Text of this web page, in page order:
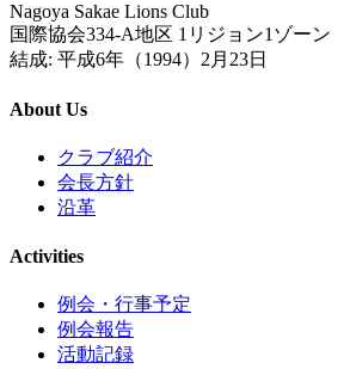
Nagoya Sakae Lions Club
国際協会334-A地区 1リジョン1ゾーン
結成: 平成6年（1994）2月23日
About Us
クラブ紹介
会長方針
沿革
Activities
例会・行事予定
例会報告
活動記録